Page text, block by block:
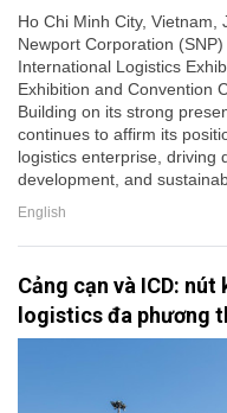
Ho Chi Minh City, Vietnam,
Newport Corporation
International Logistics
Exhibition and Convention
Building on its strong
continues to affirm its
logistics enterprise, driving
development, and
English
Cảng cạn và ICD:
logistics đa phương